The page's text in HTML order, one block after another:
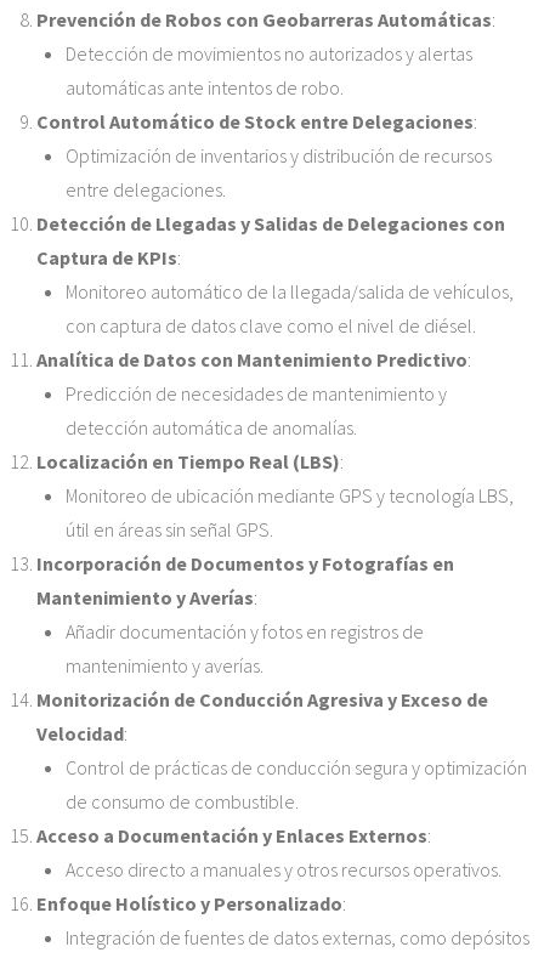
Prevención de Robos con Geobarreras Automáticas:
Detección de movimientos no autorizados y alertas
automáticas ante intentos de robo.
Control Automático de Stock entre Delegaciones:
Optimización de inventarios y distribución de recursos
entre delegaciones.
Detección de Llegadas y Salidas de Delegaciones con
Captura de KPIs:
Monitoreo automático de la llegada/salida de vehículos,
con captura de datos clave como el nivel de diésel.
Analítica de Datos con Mantenimiento Predictivo:
Predicción de necesidades de mantenimiento y
detección automática de anomalías.
Localización en Tiempo Real (LBS):
Monitoreo de ubicación mediante GPS y tecnología LBS,
útil en áreas sin señal GPS.
Incorporación de Documentos y Fotografías en
Mantenimiento y Averías:
Añadir documentación y fotos en registros de
mantenimiento y averías.
Monitorización de Conducción Agresiva y Exceso de
Velocidad:
Control de prácticas de conducción segura y optimización
de consumo de combustible.
Acceso a Documentación y Enlaces Externos:
Acceso directo a manuales y otros recursos operativos.
Enfoque Holístico y Personalizado:
Integración de fuentes de datos externas, como depósitos